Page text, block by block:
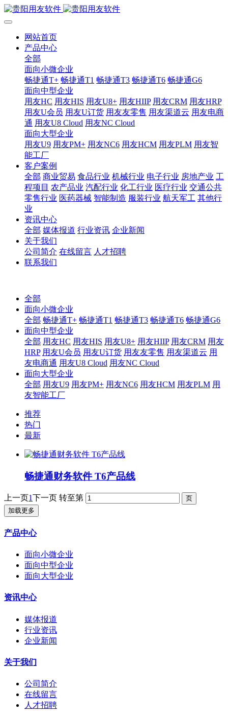
网站首页
产品中心
全部
面向小微企业
畅捷通T+ 畅捷通T1 畅捷通T3 畅捷通T6 畅捷通G6
面向中型企业
用友HC 用友HIS 用友U8+ 用友HIIP 用友CRM 用友HRP
用友U会员 用友U订货 用友友零售 用友渠道云 用友电商
通 用友U8 Cloud 用友NC Cloud
面向大型企业
用友U9 用友PM+ 用友NC6 用友HCM 用友PLM 用友智
能工厂
客户案例
全部 商业贸易 食品行业 机械行业 电子行业 房地产业 工
程项目 农产品业 汽配行业 化工行业 医疗行业 交通公共
零售行业 医药器械 智能制造 服装行业 航天军工 其他行
业
资讯中心
全部 媒体报道 行业资讯 企业新闻
关于我们
公司简介 在线留言 人才招聘
联系我们
全部
面向小微企业
全部 畅捷通T+ 畅捷通T1 畅捷通T3 畅捷通T6 畅捷通G6
面向中型企业
全部 用友HC 用友HIS 用友U8+ 用友HIIP 用友CRM 用友
HRP 用友U会员 用友U订货 用友友零售 用友渠道云 用
友电商通 用友U8 Cloud 用友NC Cloud
面向大型企业
全部 用友U9 用友PM+ 用友NC6 用友HCM 用友PLM 用
友智能工厂
推荐
热门
最新
畅捷通财务软件 T6产品线
上一页1下一页 转至第
加载更多
产品中心
面向小微企业
面向中型企业
面向大型企业
资讯中心
媒体报道
行业资讯
企业新闻
关于我们
公司简介
在线留言
人才招聘